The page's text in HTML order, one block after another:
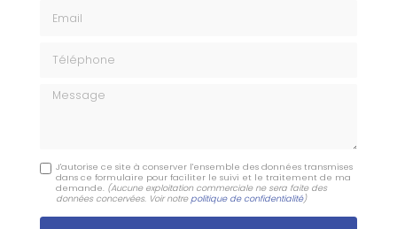
Message
J'autorise ce site à conserver l'ensemble des données transmises
dans ce formulaire pour faciliter le suivi et le traitement de ma
demande. (Aucune exploitation commerciale ne sera faite des
données concervées. Voir notre politique de confidentialité)